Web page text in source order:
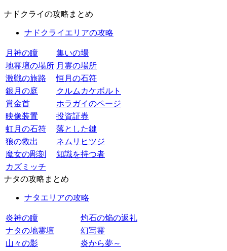
ナドクライの攻略まとめ
ナドクライエリアの攻略
月神の瞳
集いの場
地霊壇の場所 月霊の場所
激戦の旅路
恒月の石符
銀月の庭
クルムカケボルト
賞金首
ホラガイのページ
映像装置
投資証券
虹月の石符
落とした鍵
狼の救出
ネムリヒツジ
魔女の彫刻
知識を持つ者
カズミッチ
ナタの攻略まとめ
ナタエリアの攻略
炎神の瞳
灼石の焔の返礼
ナタの地霊壇
幻写霊
山々の影
炎から夢～